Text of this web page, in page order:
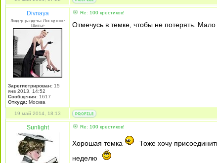
Divnaya
Лидер раздела Лоскутное
Шитье
Зарегистрирован: 15
янв 2013, 14:52
Сообщения: 1617
Откуда: Mосква
Re: 100 крестиков!
Отмечусь в темке, чтобы не потерять.
19 май 2014, 18:13
Sunlight Re: 100 крестиков!
Хорошая темка
Тоже хочу
неделю